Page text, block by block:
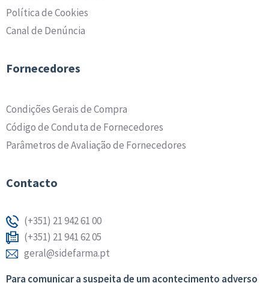
Política de Cookies
Canal de Denúncia
Fornecedores
Condições Gerais de Compra
Código de Conduta de Fornecedores
Parâmetros de Avaliação de Fornecedores
Contacto
(+351) 21 942 61 00
(+351) 21 941 62 05
geral@sidefarma.pt
Para comunicar a suspeita de um acontecimento adverso